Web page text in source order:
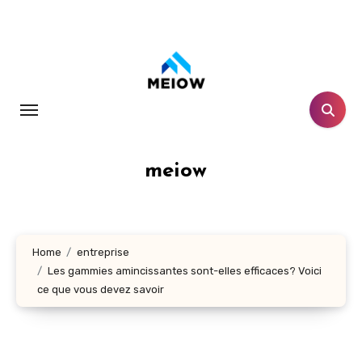
meiow
Home
entreprise
Les gammies amincissantes sont-elles efficaces? Voici
ce que vous devez savoir